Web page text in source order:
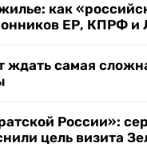
как
ЕР, КПРФ
ждать самая
России»:
цель визита